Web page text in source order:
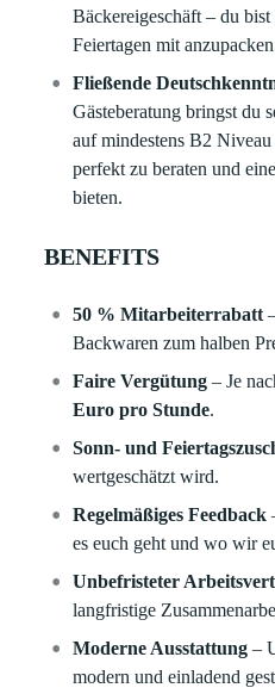
Bäckereigeschäft – du
Feiertagen mit
Fließende
Gästeberatung bringst du
auf mindestens B2
perfekt zu beraten und
bieten.
BENEFITS
50 % Mitarbeiterrabatt
Backwaren zum halben
Faire Vergütung– Je
Euro pro Stunde.
Sonn- und
wertgeschätzt wird.
Regelmäßiges Feedback
es euch geht und wo wir
Unbefristeter
langfristige
Moderne Ausstattung –
modern und einladend